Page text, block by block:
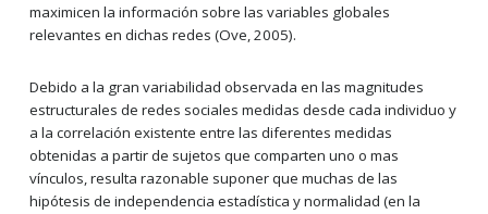
maximicen la información sobre las variables globales
relevantes en dichas redes (Ove, 2005).
Debido a la gran variabilidad observada en las magnitudes
estructurales de redes sociales medidas desde cada individuo y
a la correlación existente entre las diferentes medidas
obtenidas a partir de sujetos que comparten uno o mas
vínculos, resulta razonable suponer que muchas de las
hipótesis de independencia estadística y normalidad (en la